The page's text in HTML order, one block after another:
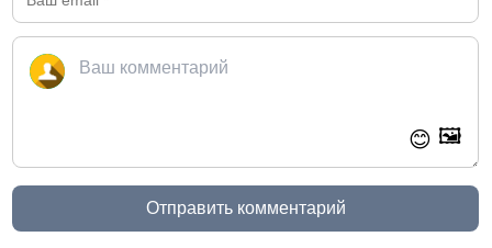
😊 🖼️
Отправить комментарий